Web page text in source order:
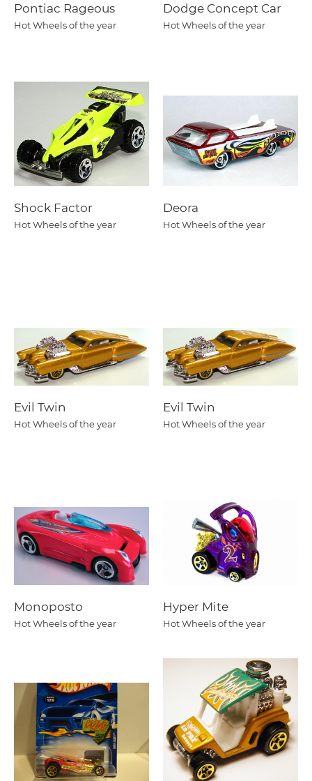
Pontiac Rageous
Hot Wheels of the year
Dodge Concept Car
Hot Wheels of the year
Shock Factor
Hot Wheels of the year
Deora
Hot Wheels of the year
Evil Twin
Hot Wheels of the year
Evil Twin
Hot Wheels of the year
Monoposto
Hot Wheels of the year
Hyper Mite
Hot Wheels of the year